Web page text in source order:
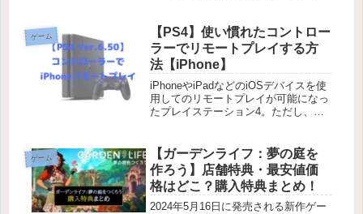
っている方は参考にしてくださいね！
時間がない方は、以下の「目的...
ゲーム
【PS4】使い慣れたコントロー
ラーでリモートプレイする方
法【iPhone】
iPhoneやiPadなどのiOSデバイスを使
用してのリモートプレイが可能になっ
たプレイステーション4。ただし、
いため、iPhone(iPad)の小さな画面上
に表示される仮想コン...
ゲーム
【ガーデンライフ：夢の庭を
作ろう】店舗特典・最安値価
格はどこ？購入特典まとめ！
2024年5月16日に発売される新作ゲー